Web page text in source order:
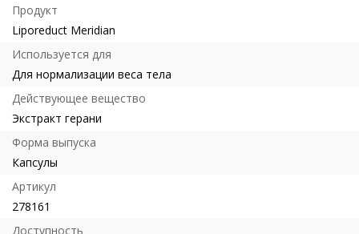
Продукт
Liporeduct Meridian
Используется для
Для нормализации веса тела
Действующее вещество
Экстракт герани
Форма выпуска
Капсулы
Артикул
278161
Доступность